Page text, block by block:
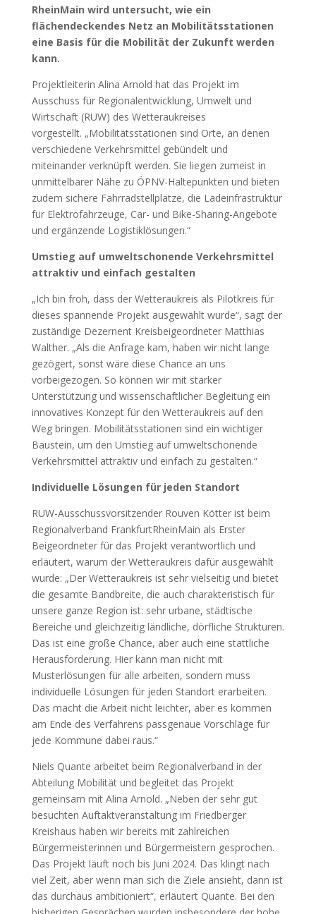
RheinMain wird untersucht, wie ein
flächendeckendes Netz an Mobilitätsstationen
eine Basis für die Mobilität der Zukunft werden
kann.
Projektleiterin Alina Arnold hat das Projekt im
Ausschuss für Regionalentwicklung, Umwelt und
Wirtschaft (RUW) des Wetteraukreises
vorgestellt. „Mobilitätsstationen sind Orte, an denen
verschiedene Verkehrsmittel gebündelt und
miteinander verknüpft werden. Sie liegen zumeist in
unmittelbarer Nähe zu ÖPNV-Haltepunkten und bieten
zudem sichere Fahrradstellplätze, die Ladeinfrastruktur
für Elektrofahrzeuge, Car- und Bike-Sharing-Angebote
und ergänzende Logistiklösungen.“
Umstieg auf umweltschonende Verkehrsmittel
attraktiv und einfach gestalten
„Ich bin froh, dass der Wetteraukreis als Pilotkreis für
dieses spannende Projekt ausgewählt wurde“, sagt der
zuständige Dezernent Kreisbeigeordneter Matthias
Walther. „Als die Anfrage kam, haben wir nicht lange
gezögert, sonst wäre diese Chance an uns
vorbeigezogen. So können wir mit starker
Unterstützung und wissenschaftlicher Begleitung ein
innovatives Konzept für den Wetteraukreis auf den
Weg bringen. Mobilitätsstationen sind ein wichtiger
Baustein, um den Umstieg auf umweltschonende
Verkehrsmittel attraktiv und einfach zu gestalten.“
Individuelle Lösungen für jeden Standort
RUW-Ausschussvorsitzender Rouven Kötter ist beim
Regionalverband FrankfurtRheinMain als Erster
Beigeordneter für das Projekt verantwortlich und
erläutert, warum der Wetteraukreis dafür ausgewählt
wurde: „Der Wetteraukreis ist sehr vielseitig und bietet
die gesamte Bandbreite, die auch charakteristisch für
unsere ganze Region ist: sehr urbane, städtische
Bereiche und gleichzeitig ländliche, dörfliche Strukturen.
Das ist eine große Chance, aber auch eine stattliche
Herausforderung. Hier kann man nicht mit
Musterlösungen für alle arbeiten, sondern muss
individuelle Lösungen für jeden Standort erarbeiten.
Das macht die Arbeit nicht leichter, aber es kommen
am Ende des Verfahrens passgenaue Vorschläge für
jede Kommune dabei raus.“
Niels Quante arbeitet beim Regionalverband in der
Abteilung Mobilität und begleitet das Projekt
gemeinsam mit Alina Arnold. „Neben der sehr gut
besuchten Auftaktveranstaltung im Friedberger
Kreishaus haben wir bereits mit zahlreichen
Bürgermeisterinnen und Bürgermeistern gesprochen.
Das Projekt läuft noch bis Juni 2024. Das klingt nach
viel Zeit, aber wenn man sich die Ziele ansieht, dann ist
das durchaus ambitioniert“, erläutert Quante. Bei den